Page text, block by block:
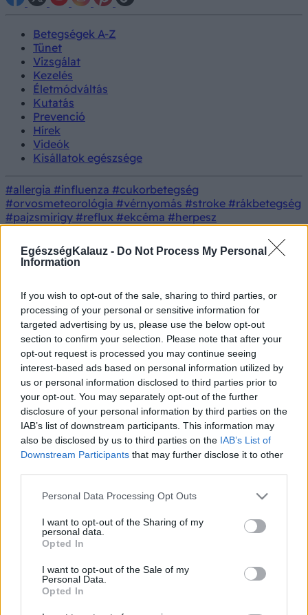
EgészségKalauz - Do Not Process My Personal
Information
If you wish to opt-out of the sale, sharing to third parties, or
processing of your personal or sensitive information for
targeted advertising by us, please use the below opt-out
section to confirm your selection. Please note that after your
opt-out request is processed you may continue seeing
interest-based ads based on personal information utilized by
us or personal information disclosed to third parties prior to
your opt-out. You may separately opt-out of the further
disclosure of your personal information by third parties on the
IAB’s list of downstream participants. This information may
also be disclosed by us to third parties on the IAB’s List of
Downstream Participants that may further disclose it to other
Please note that this website/app uses one or more Google
not limited to your visit or usage behaviour. You may click to
grant or deny consent to Google and its third-party tags to
use your data for below specified purposes in below Google
consent section.
Personal Data Processing Opt Outs
I want to opt-out of the Sharing of my
personal data.
Opted In
I want to opt-out of the Sale of my
Personal Data.
Opted In
Betegségek A-Z
Tünet
Vizsgálat
Kezelés
Életmódváltás
Kutatás
Prevenció
Hírek
Videók
Kisállatok egészsége
#allergia #influenza #cukorbetegség
#orvosmeteorológia #vérnyomás #stroke #rákbetegség
#pajzsmirigy #reflux #ekcéma #herpesz
Regisztráció
Tünet
válaszol
problémák
Orvos válaszol
2014. június 30. 17:40
Módosítva: 2015. november 04. 13:49
Megosztás
Küldés Küldés Messengeren
Egészségkalauz
Egészségkalauz
Kérdés: Tisztelt Doktor Úr!
Tüdőembóliám volt és abbahagytam a Walfarin
szedését. Laboratóriumi vérelemzést csináltak Bp-en